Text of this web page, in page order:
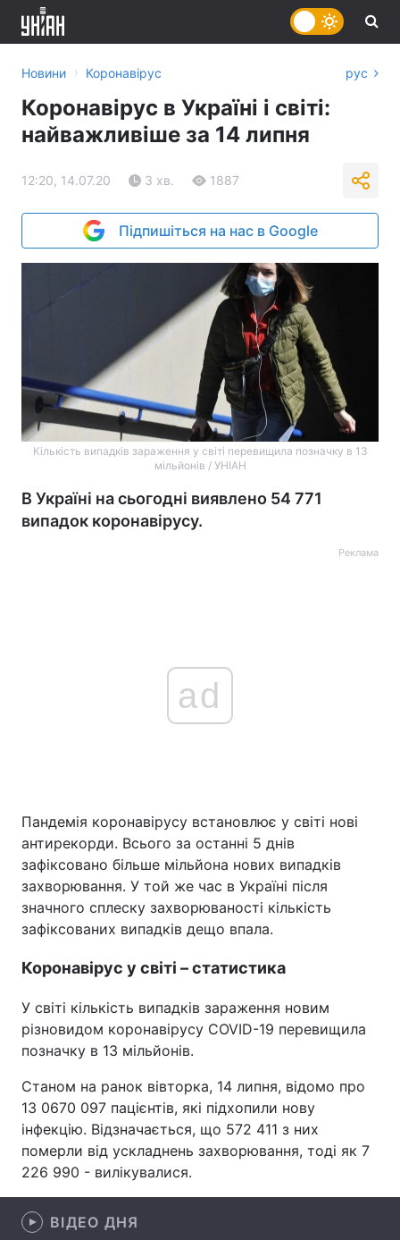
Головна Війна
Україна Політика
Техно і зв'язок Лайт
Здоров'я Туризм
Цікавинки Погода
Лонгріди
Новини › Коронавірус рус
Коронавірус в Україні і світі:
найважливіше за 14 липня
12:20, 14.07.20 3 хв. 1887
Підпишіться на нас в Google
Кількість випадків зараження у світі перевищила позначку в 13
мільйонів / УНІАН
В Україні на сьогодні виявлено 54 771
випадок коронавірусу.
Реклама
ad
Пандемія коронавірусу встановлює у світі нові
антирекорди. Всього за останні 5 днів
зафіксовано більше мільйона нових випадків
захворювання. У той же час в Україні після
значного сплеску захворюваності кількість
зафіксованих випадків дещо впала.
Коронавірус у світі – статистика
У світі кількість випадків зараження новим
різновидом коронавірусу COVID-19 перевищила
позначку в 13 мільйонів.
Станом на ранок вівторка, 14 липня, відомо про
13 0670 097 пацієнтів, які підхопили нову
інфекцію. Відзначається, що 572 411 з них
померли від ускладнень захворювання, тоді як 7
226 990 - вилікувалися.
ВІДЕО ДНЯ